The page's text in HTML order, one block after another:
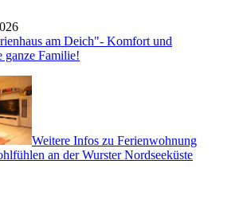
am Deich"- Komfort und
ganze Familie!
Weitere Infos zu Ferienwohnung
an der Wurster Nordseeküste